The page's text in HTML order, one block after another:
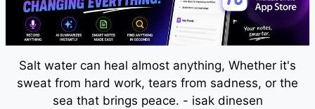
Salt water can heal almost anything, Whether it's
sweat from hard work, tears from sadness, or the
sea that brings peace. - isak dinesen